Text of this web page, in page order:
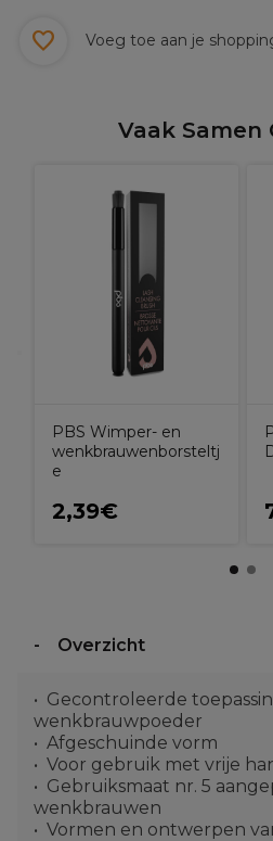
Voeg toe aan je
Vaak Samen
PBS Wimper- en
wenkbrauwenborsteltj
e
2,39€
Overzicht
Gecontroleerde
wenkbrauwpoeder
Afgeschuinde vorm
Voor gebruik met vrije
Gebruiksmaat nr. 5
wenkbrauwen
Vormen en ontwerpen